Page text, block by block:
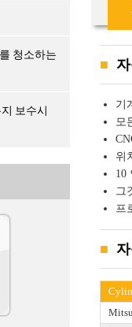
청소하는
보수시
기
모
위
10
그
프